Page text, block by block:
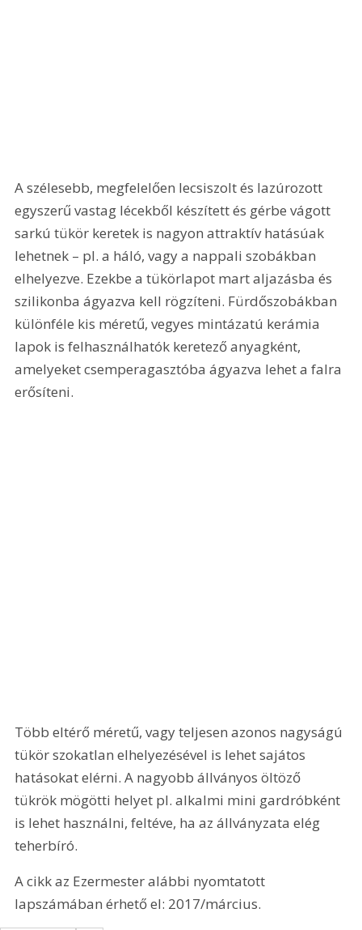
A szélesebb, megfelelően lecsiszolt és lazúrozott
egyszerű vastag lécekből készített és gérbe vágott
sarkú tükör keretek is nagyon attraktív hatásúak
lehetnek – pl. a háló, vagy a nappali szobákban
elhelyezve. Ezekbe a tükörlapot mart aljazásba és
szilikonba ágyazva kell rögzíteni. Fürdőszobákban
különféle kis méretű, vegyes mintázatú kerámia
lapok is felhasználhatók keretező anyagként,
amelyeket csemperagasztóba ágyazva lehet a falra
erősíteni.
Több eltérő méretű, vagy teljesen azonos nagyságú
tükör szokatlan elhelyezésével is lehet sajátos
hatásokat elérni. A nagyobb állványos öltöző
tükrök mögötti helyet pl. alkalmi mini gardróbként
is lehet használni, feltéve, ha az állványzata elég
teherbíró.
A cikk az Ezermester alábbi nyomtatott
lapszámában érhető el: 2017/március.